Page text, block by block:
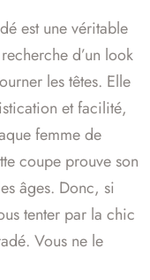
est une véritable
d’un look
les têtes. Elle
et facilité,
femme de
coupe prouve son
âges. Donc, si
tenter par la chic
Vous ne le